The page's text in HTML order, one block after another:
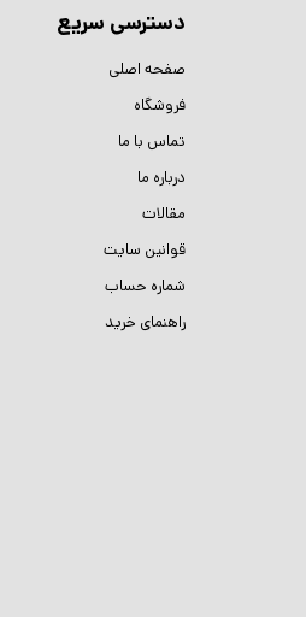
دسترسی سریع
صفحه اصلی
فروشگاه
تماس با ما
درباره ما
مقالات
قوانین سایت
شماره حساب
راهنمای خرید